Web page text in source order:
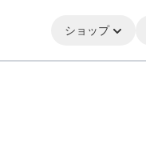
ショップ